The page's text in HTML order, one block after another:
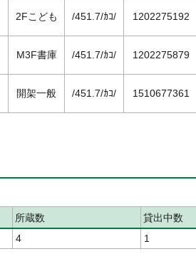
2Fこども /451.7/ｶｺ/ 1202275192
M3F書庫 /451.7/ｶｺ/ 1202275879
開架一般 /451.7/ｶｺ/ 1510677361
所蔵数
貸出中数
4 1